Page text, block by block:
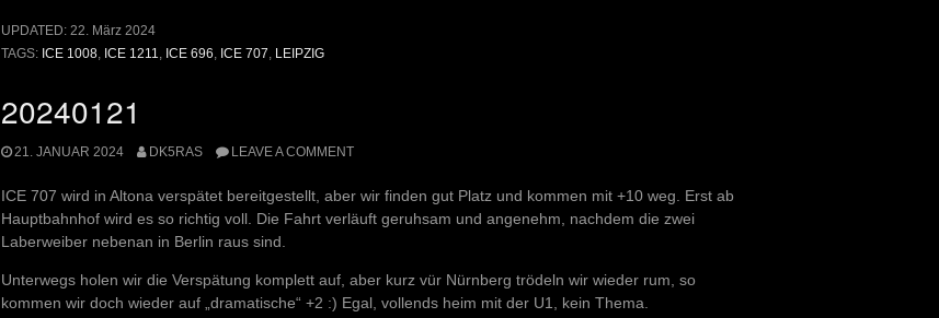
UPDATED: 22. März 2024
TAGS: ICE 1008, ICE 1211, ICE 696, ICE 707, LEIPZIG
20240121
21. JANUAR 2024 DK5RAS LEAVE A COMMENT
ICE 707 wird in Altona verspätet bereitgestellt, aber wir finden gut Platz und kommen mit +10 weg. Erst ab
Hauptbahnhof wird es so richtig voll. Die Fahrt verläuft geruhsam und angenehm, nachdem die zwei
Laberweiber nebenan in Berlin raus sind.
Unterwegs holen wir die Verspätung komplett auf, aber kurz vür Nürnberg trödeln wir wieder rum, so
kommen wir doch wieder auf „dramatische“ +2 :) Egal, vollends heim mit der U1, kein Thema.